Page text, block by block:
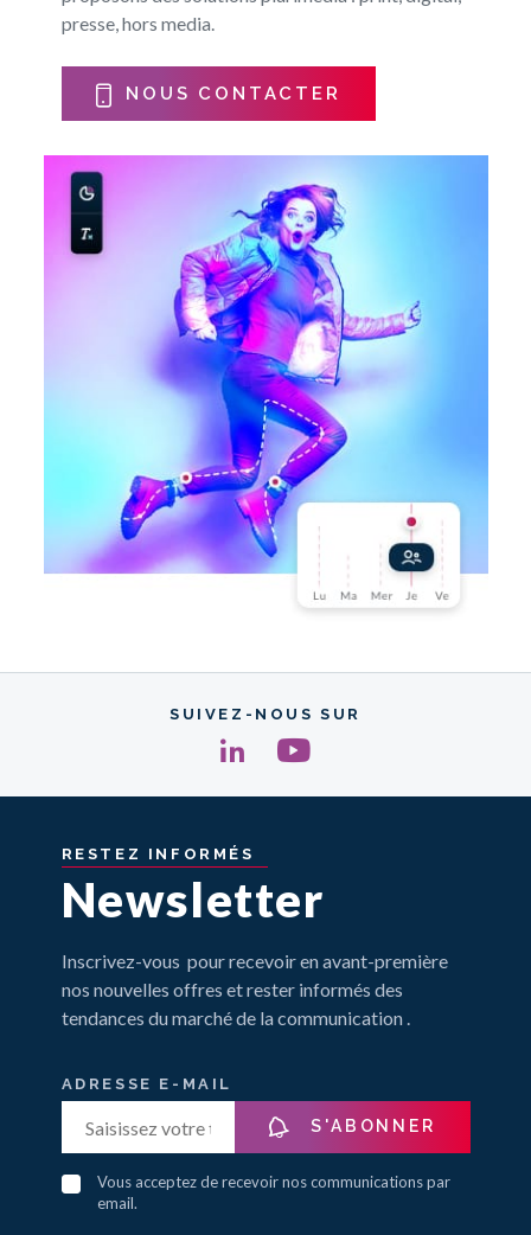
presse, hors media.
NOUS CONTACTER
SUIVEZ-NOUS SUR
RESTEZ INFORMÉS
Newsletter
Inscrivez-vous pour recevoir en avant-première
nos nouvelles offres et rester informés des
tendances du marché de la communication .
ADRESSE E-MAIL
S'ABONNER
Vous acceptez de recevoir nos communications par
email.